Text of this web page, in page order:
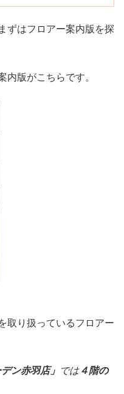
ずはフロアー案内版を探
内版がこちらです。
取り扱っているフロアー
ン赤羽店」 では４階の